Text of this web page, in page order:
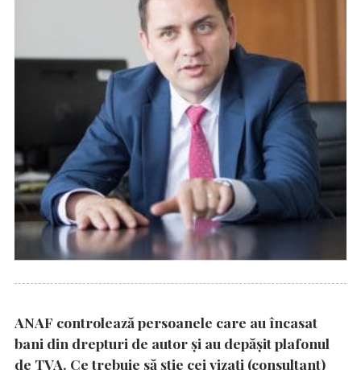
ANAF controlează persoanele care au încasat
bani din drepturi de autor și au depășit plafonul
de TVA. Ce trebuie să știe cei vizați (consultant)